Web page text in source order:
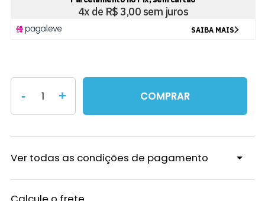
- + COMPRAR
Ver todas as condições de pagamento